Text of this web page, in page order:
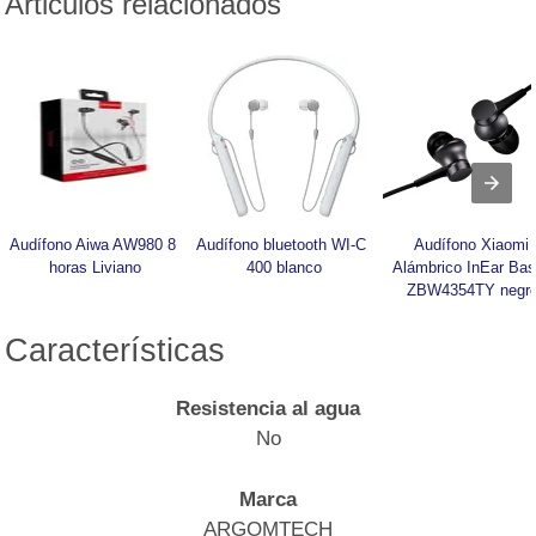
Audífono Aiwa AW980 8
horas Liviano
Audífono bluetooth WI-C
400 blanco
Audífono Xiaomi
Alámbrico InEar
ZBW4354TY
Características
Resistencia al agua
No
Marca
ARGOMTECH